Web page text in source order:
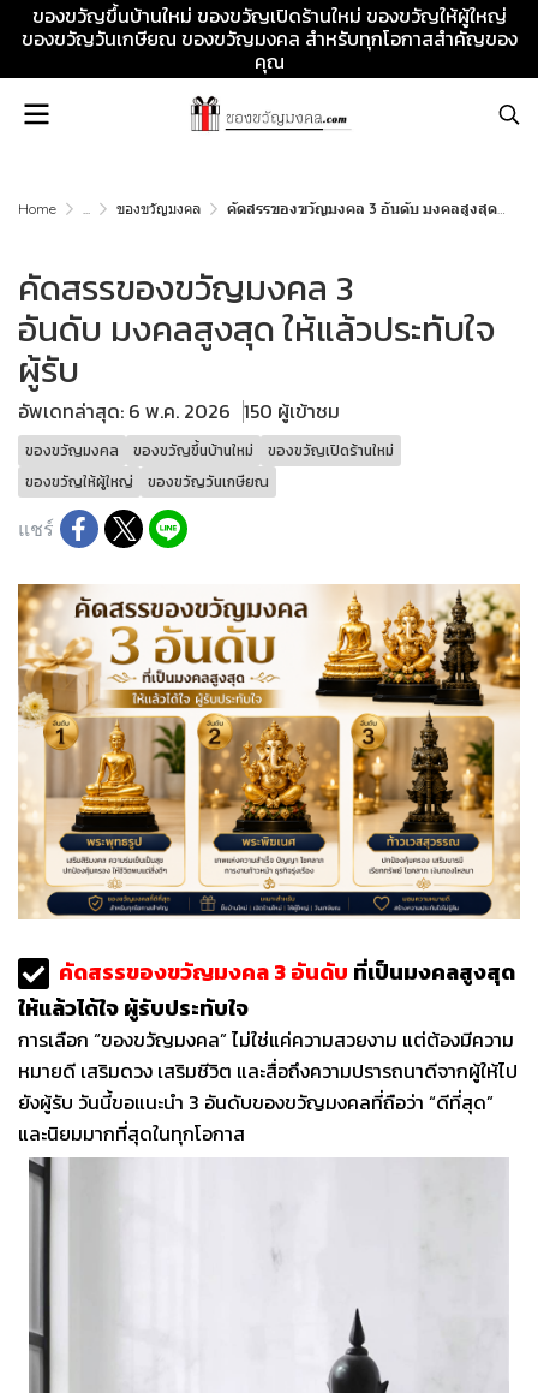
ของขวัญขึ้นบ้านใหม่ ของขวัญเปิดร้านใหม่ ของขวัญให้ผู้ใหญ่
ของขวัญวันเกษียณ ของขวัญมงคล สำหรับทุกโอกาสสำคัญของ
คุณ
Home ... ของขวัญมงคล คัดสรรของขวัญมงคล 3 อันดับ มงคลสูงสุด ให้แล้วประทับใจผู้รับ
คัดสรรของขวัญมงคล 3
อันดับ มงคลสูงสุด ให้แล้วประทับใจ
ผู้รับ
อัพเดทล่าสุด: 6 พ.ค. 2026 150 ผู้เข้าชม
ของขวัญมงคล ของขวัญขึ้นบ้านใหม่
ของขวัญเปิดร้านใหม่
ของขวัญให้ผู้ใหญ่
ของขวัญวันเกษียณ
แชร์
คัดสรรของขวัญมงคล 3 อันดับ ที่เป็นมงคลสูงสุด
ให้แล้วได้ใจ ผู้รับประทับใจ
การเลือก “ของขวัญมงคล” ไม่ใช่แค่ความสวยงาม แต่ต้องมีความ
หมายดี เสริมดวง เสริมชีวิต และสื่อถึงความปรารถนาดีจากผู้ให้ไป
ยังผู้รับ วันนี้ขอแนะนำ 3 อันดับของขวัญมงคลที่ถือว่า “ดีที่สุด”
และนิยมมากที่สุดในทุกโอกาส